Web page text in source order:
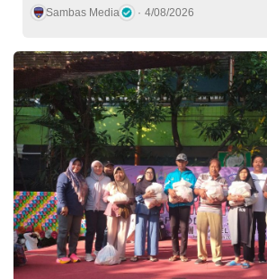
Sambas Media 4/08/2026